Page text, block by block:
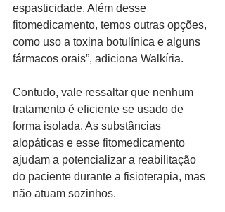
espasticidade. Além desse
fitomedicamento, temos outras opções,
como uso a toxina botulínica e alguns
fármacos orais”, adiciona Walkíria.
Contudo, vale ressaltar que nenhum
tratamento é eficiente se usado de
forma isolada. As substâncias
alopáticas e esse fitomedicamento
ajudam a potencializar a reabilitação
do paciente durante a fisioterapia, mas
não atuam sozinhos.